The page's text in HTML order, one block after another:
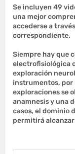
Se incluyen 49
una mejor
accederse a
correspondiente.
Siempre hay que
electrofisiológica
exploración
instrumentos, por
exploraciones se
anamnesis y una
casos, el dominio
permitirá